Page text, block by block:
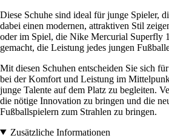
Diese Schuhe sind ideal für junge Spieler,
dabei einen modernen, attraktiven Stil
oder im Spiel, die Nike Mercurial Superfly
gemacht, die Leistung jedes jungen
Mit diesen Schuhen entscheiden Sie sich
bei der Komfort und Leistung im
junge Talente auf dem Platz zu begleiten.
die nötige Innovation zu bringen und die
Fußballspielern zum Strahlen zu bringen.
Zusätzliche Informationen